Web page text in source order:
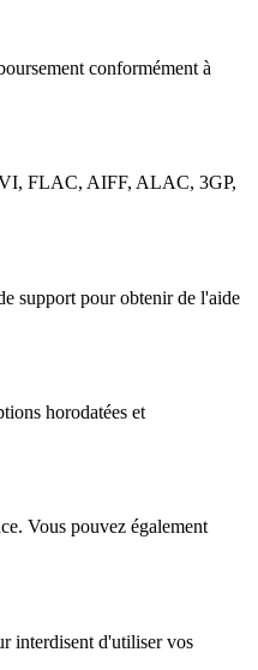
conformément à
FLAC, AIFF, ALAC, 3GP,
support pour obtenir de l'aide
horodatées et
Vous pouvez également
interdisent d'utiliser vos